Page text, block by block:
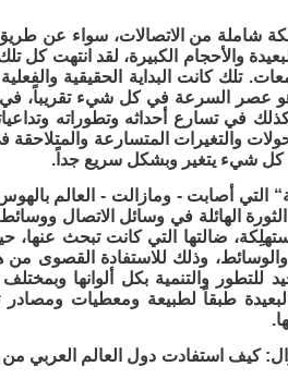
شاملة من الاتصالات، سواء عن طريق
والأحجام الكبيرة، لقد انتهت كل تلك
تلك كانت البداية الحقيقية
عصر السرعة في كل شيء تقريباً، في
كذلك في تسارع أحداثه وتطوراته
والتغيرات المتسارعة والمتلاحقة
كل شيء يتغير وبشكل سريع جداً.
التي أصابت - ومازالت - العالم
الهائلة في وسائل الاتصال
ضالتها التي كانت تبحث عنها،
وذلك للاستفادة القصوى من
للتطور والتنمية بكل ألوانها
طبقاً لطبيعة ومعطيات ومصادر
كيف استفادت دول العالم العربي من